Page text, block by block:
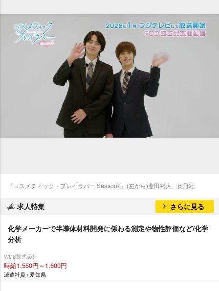
『コスメティック・プレイラバー Season2』(左から)豊田裕大、奥野壮
求人特集 さらに見る
化学メーカーで半導体材料開発に係わる測定や物性評価など/化学
分析
WDB株式会社
時給1,550円～1,600円
派遣社員 / 愛知県